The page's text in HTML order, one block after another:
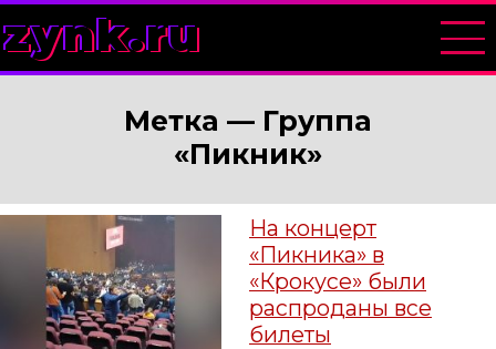
zynk.ru
Метка — Группа
«Пикник»
На концерт
«Пикника» в
«Крокусе» были
распроданы все
билеты